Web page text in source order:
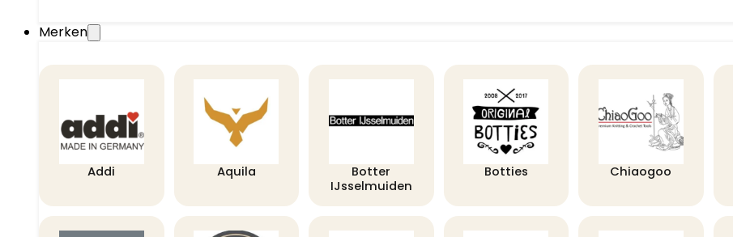
Merken
Addi Aquila
Botter
IJsselmuiden
Botties Chiaogoo